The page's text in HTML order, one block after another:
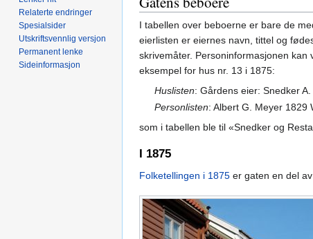
I tabellen over beboerne er bare de
eierlisten er eiernes navn, tittel og
skrivemåter. Personinformasjonen
eksempel for hus nr. 13 i 1875:
Huslisten: Gårdens eier: Snedker
Personlisten: Albert G. Meyer 1829
som i tabellen ble til «Snedker og
I 1875
Folketellingen i 1875 er gaten en del av
Relaterte endringer
Spesialsider
Utskriftsvennlig versjon
Permanent lenke
Sideinformasjon